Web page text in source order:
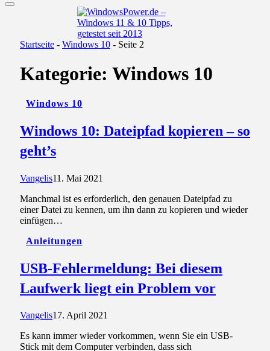
Startseite - Windows 10 - Seite 2
Kategorie: Windows 10
Windows 10
Windows 10: Dateipfad kopieren – so
geht’s
Vangelis11. Mai 2021
Manchmal ist es erforderlich, den genauen Dateipfad zu
einer Datei zu kennen, um ihn dann zu kopieren und wieder
einfügen…
Anleitungen
USB-Fehlermeldung: Bei diesem
Laufwerk liegt ein Problem vor
Vangelis17. April 2021
Es kann immer wieder vorkommen, wenn Sie ein USB-
Stick mit dem Computer verbinden, dass sich